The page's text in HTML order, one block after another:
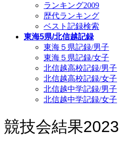
ランキング2009
歴代ランキング
ベスト記録検索
東海5県/北信越記録
東海５県記録/男子
東海５県記録/女子
北信越高校記録/男子
北信越高校記録/女子
北信越中学記録/男子
北信越中学記録/女子
競技会結果2023